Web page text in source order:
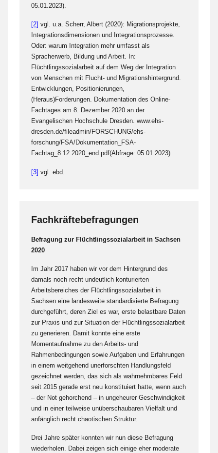
05.01.2023).
[2] vgl. u.a. Scherr, Albert (2020): Migrationsprojekte,
Integrationsdimensionen und Integrationsprozesse.
Oder: warum Integration mehr umfasst als
Spracherwerb, Bildung und Arbeit. In:
Flüchtlingssozialarbeit auf dem Weg der Integration
von Menschen mit Flucht- und Migrationshintergrund.
Entwicklungen, Positionierungen,
(Heraus)Forderungen. Dokumentation des Online-
Fachtages am 8. Dezember 2020 an der
Evangelischen Hochschule Dresden. www.ehs-
dresden.de/fileadmin/FORSCHUNG/ehs-
forschung/FSA/Dokumentation_FSA-
Fachtag_8.12.2020_end.pdf(Abfrage: 05.01.2023)
[3] vgl. ebd.
Fachkräftebefragungen
Befragung zur Flüchtlingssozialarbeit in Sachsen
2020
Im Jahr 2017 haben wir vor dem Hintergrund des
damals noch recht undeutlich konturierten
Arbeitsbereiches der Flüchtlingssozialarbeit in
Sachsen eine landesweite standardisierte Befragung
durchgeführt, deren Ziel es war, erste belastbare Daten
zur Praxis und zur Situation der Flüchtlingssozialarbeit
zu generieren. Damit konnte eine erste
Momentaufnahme zu den Arbeits- und
Rahmenbedingungen sowie Aufgaben und Erfahrungen
in einem weitgehend unerforschten Handlungsfeld
gezeichnet werden, das sich als wahrnehmbares Feld
seit 2015 gerade erst neu konstituiert hatte, wenn auch
– der Not gehorchend – in ungeheurer Geschwindigkeit
und in einer teilweise unüberschaubaren Vielfalt und
anfänglich recht chaotischen Struktur.
Drei Jahre später konnten wir nun diese Befragung
wiederholen. Dabei zeigen sich einige eher moderate